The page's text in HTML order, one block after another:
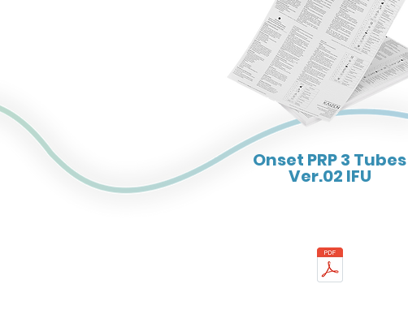
Onset PRP 3 Tubes
Ver.02 IFU